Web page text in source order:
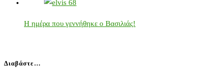
Η ημέρα που γεννήθηκε ο Βασιλιάς!
Διαβάστε…